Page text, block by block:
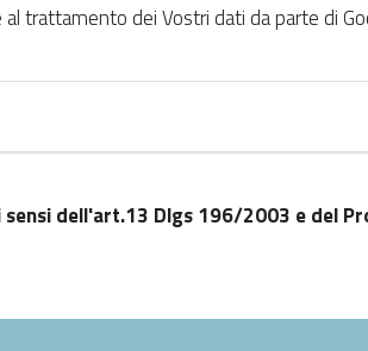
trattamento dei Vostri dati da parte di
dell'art.13 Dlgs 196/2003 e del